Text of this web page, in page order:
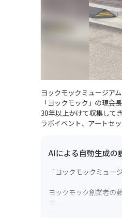
ヨックモックミュージア
「ヨックモック」の現会
30年以上かけて収集して
ラボイベント、アートセ
AIによる自動生成の
「ヨックモックミュー
ヨックモック創業者の
す。